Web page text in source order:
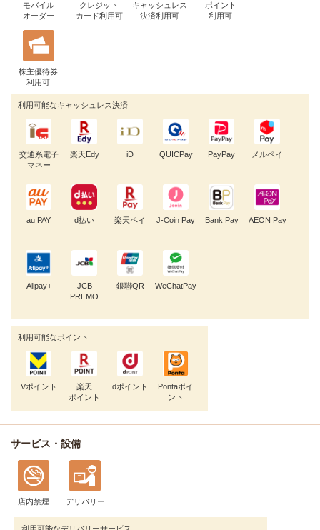
モバイル
オーダー
クレジット
カード利用可
キャッシュレス
決済利用可
ポイント
利用可
株主優待券
利用可
利用可能なキャッシュレス決済
交通系電子
マネー
楽天Edy iD QUICPay PayPay メルペイ
au PAY d払い 楽天ペイ J-Coin Pay Bank Pay AEON Pay
Alipay+
JCB
PREMO
銀聯QR WeChatPay
利用可能なポイント
Vポイント
楽天
ポイント
dポイント
Pontaポイ
ント
サービス・設備
店内禁煙 デリバリー